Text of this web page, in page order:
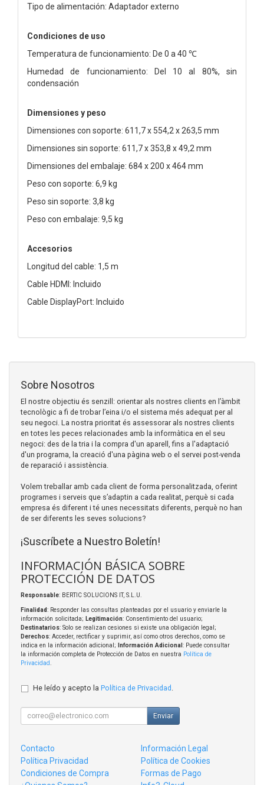
Tipo de alimentación: Adaptador externo
Condiciones de uso
Temperatura de funcionamiento: De 0 a 40 ℃
Humedad de funcionamiento: Del 10 al 80%, sin
condensación
Dimensiones y peso
Dimensiones con soporte: 611,7 x 554,2 x 263,5 mm
Dimensiones sin soporte: 611,7 x 353,8 x 49,2 mm
Dimensiones del embalaje: 684 x 200 x 464 mm
Peso con soporte: 6,9 kg
Peso sin soporte: 3,8 kg
Peso con embalaje: 9,5 kg
Accesorios
Longitud del cable: 1,5 m
Cable HDMI: Incluido
Cable DisplayPort: Incluido
Sobre Nosotros
El nostre objectiu és senzill: orientar als nostres clients en l’àmbit
tecnològic a fi de trobar l’eina i/o el sistema més adequat per al
seu negoci. La nostra prioritat és assessorar als nostres clients
en totes les peces relacionades amb la informàtica en el seu
negoci: des de la tria i la compra d'un aparell, fins a l'adaptació
d'un programa, la creació d'una pàgina web o el servei post-venda
de reparació i assistència.
Volem treballar amb cada client de forma personalitzada, oferint
programes i serveis que s’adaptin a cada realitat, perquè si cada
empresa és diferent i té unes necessitats diferents, perquè no han
de ser diferents les seves solucions?
¡Suscríbete a Nuestro Boletín!
INFORMACIÓN BÁSICA SOBRE
PROTECCIÓN DE DATOS
Responsable: BERTIC SOLUCIONS IT, S.L.U.
Finalidad: Responder las consultas planteadas por el usuario y enviarle la
información solicitada; Legitimación: Consentimiento del usuario;
Destinatarios: Solo se realizan cesiones si existe una obligación legal;
Derechos: Acceder, rectificar y suprimir, así como otros derechos, como se
indica en la información adicional;
Información Adicional : Puede consultar
la información completa de Protección de Datos en nuestra Política de
Privacidad
He leído y acepto la Política de Privacidad
Enviar
Contacto
Información Legal
Política Privacidad
Política de Cookies
Condiciones de Compra
Formas de Pago